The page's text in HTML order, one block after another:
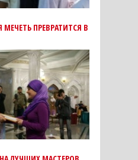
МЕЧЕТЬ ПРЕВРАТИТСЯ В